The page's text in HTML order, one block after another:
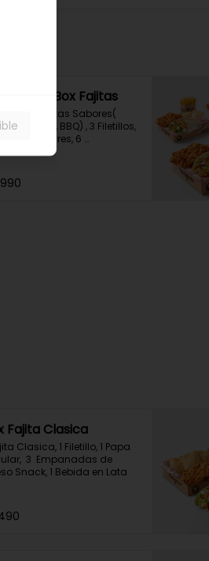
Deluxe Box Fajitas
entre 3  Fajitas Sabores(
Spring, BBQ) , 3 Filetillos,
Regulares, 6
de Queso Snack
Fajita Clasica
Clasica, 1 Filetillo, 1 Papa
3  Empanadas de
Snack, 1 Bebida en Lata